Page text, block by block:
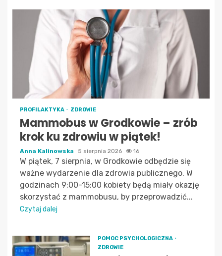
PROFILAKTYKA ZDROWIE
Mammobus w Grodkowie – zrób
krok ku zdrowiu w piątek!
Anna Kalinowska 5 sierpnia 2026 16
W piątek, 7 sierpnia, w Grodkowie odbędzie się
ważne wydarzenie dla zdrowia publicznego. W
godzinach 9:00-15:00 kobiety będą miały okazję
skorzystać z mammobusu, by przeprowadzić...
Czytaj dalej
POMOC PSYCHOLOGICZNA
ZDROWIE